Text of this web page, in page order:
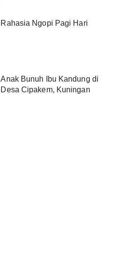
Rahasia Ngopi Pagi Hari
Anak Bunuh Ibu Kandung di
Desa Cipakem, Kuningan